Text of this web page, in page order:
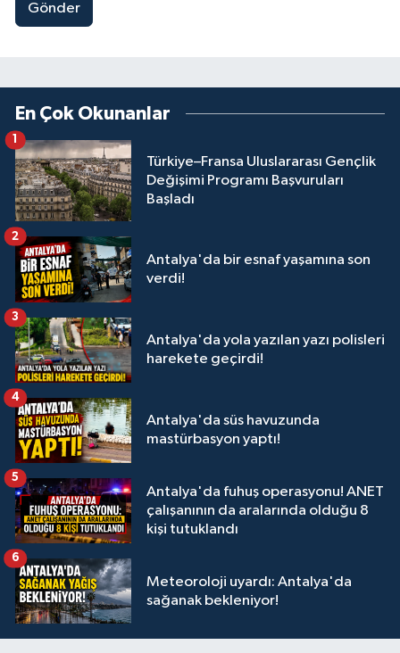
Gönder
En Çok Okunanlar
Türkiye–Fransa Uluslararası Gençlik
Değişimi Programı Başvuruları
Başladı
1
Antalya'da bir esnaf yaşamına son
verdi!
2
Antalya'da yola yazılan yazı polisleri
harekete geçirdi!
3
Antalya'da süs havuzunda
mastürbasyon yaptı!
4
Antalya'da fuhuş operasyonu! ANET
çalışanının da aralarında olduğu 8
kişi tutuklandı
5
Meteoroloji uyardı: Antalya'da
sağanak bekleniyor!
6